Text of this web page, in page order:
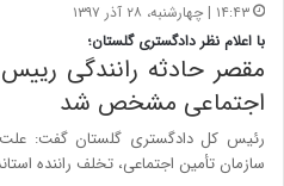
۱۴:۴۳ | چهارشنبه، ۲۸ آذر ۱۳۹۷
با اعلام نظر دادگستری گلستان؛
مقصر حادثه رانندگی
اجتماعی مشخص شد
رئیس کل دادگستری گلستان گفت:
سازمان تأمین اجتماعی، تخلف راننده